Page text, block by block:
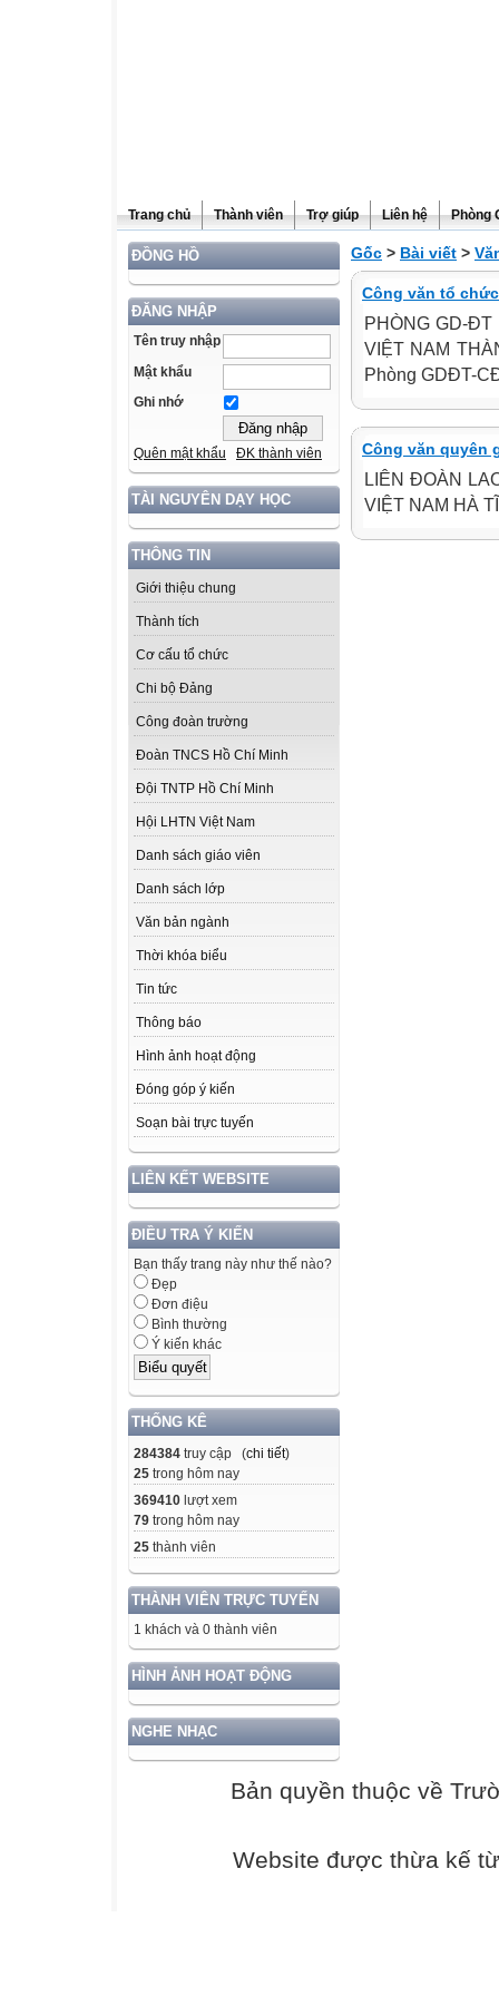
Trang chủ Thành viên Trợ giúp Liên hệ Phòng
ĐỒNG HỒ
ĐĂNG NHẬP
Tên truy nhập
Mật khẩu
Ghi nhớ
Quên mật khẩu ĐK thành viên
TÀI NGUYÊN DẠY HỌC
THÔNG TIN
Giới thiệu chung
Thành tích
Cơ cấu tổ chức
Chi bộ Đảng
Công đoàn trường
Đoàn TNCS Hồ Chí Minh
Đội TNTP Hồ Chí Minh
Hội LHTN Việt Nam
Danh sách giáo viên
Danh sách lớp
Văn bản ngành
Thời khóa biểu
Tin tức
Thông báo
Hình ảnh hoạt động
Đóng góp ý kiến
Soạn bài trực tuyến
LIÊN KẾT WEBSITE
ĐIỀU TRA Ý KIẾN
Bạn thấy trang này như thế nào?
Đẹp
Đơn điệu
Bình thường
Ý kiến khác
THỐNG KÊ
284384 truy cập (chi tiết)
25 trong hôm nay
369410 lượt xem
79 trong hôm nay
25 thành viên
THÀNH VIÊN TRỰC TUYẾN
1 khách và 0 thành viên
HÌNH ẢNH HOẠT ĐỘNG
NGHE NHẠC
Gốc > Bài viết >
Công văn tổ
PHÒNG GD-
VIỆT NAM
Phòng GDĐT-
Công văn quyên
LIÊN ĐOÀN
VIỆT NAM HÀ
Bản quyền thuộc về
Website được thừa kế